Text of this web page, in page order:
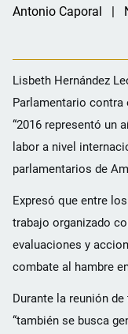
Antonio Caporal
Lisbeth Hernández
Parlamentario contra
“2016 representó un
labor a nivel
parlamentarios de
Expresó que entre
trabajo organizado
evaluaciones y
combate al hambre
Durante la reunión
“también se busca